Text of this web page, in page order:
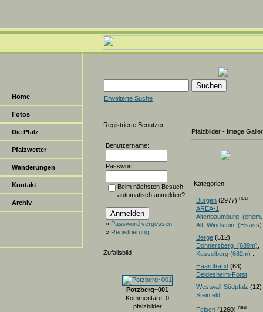
Home
Fotos
Die Pfalz
Pfalzwetter
Wanderungen
Kontakt
Archiv
Erweiterte Suche
Registrierte Benutzer
Benutzername:
Passwort:
Beim nächsten Besuch
automatisch anmelden?
» Password vergessen
» Registrierung
Zufallsbild
Potzberg~001
Kommentare: 0
pfalzbilder
Pfalzbilder - Image
Kategorien
Burgen (2977) neu
AREA-1
Alt_Windstein_(Elsass)
Berge (512)
Donnersberg_(689m)
Kesselberg (662m)
Haardtrand (63)
Deidesheim-Forst
Westwall-Südpfalz (12)
Steinfeld
Felsen (1260) neu